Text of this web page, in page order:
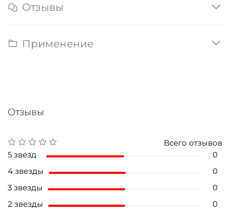
Отзывы
Применение
Отзывы
Всего отзывов
5 звезд
0
4 звезды
0
3 звезды
0
2 звезды
0